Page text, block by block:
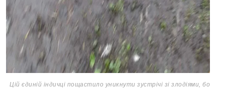
Цій єдиній індичці пощастило уникнути зустрічі зі злодіями, бо